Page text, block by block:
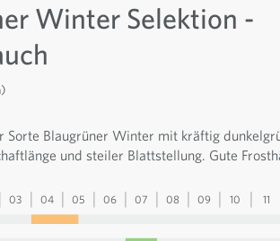
Winter Selektion -
Sorte Blaugrüner Winter mit kräftig
und steiler Blattstellung. Gute
03 04 05 06 07 08 09 10 11